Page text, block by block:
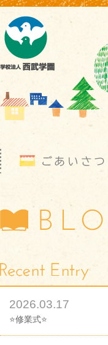
2026.03.17
⭐修業式⭐